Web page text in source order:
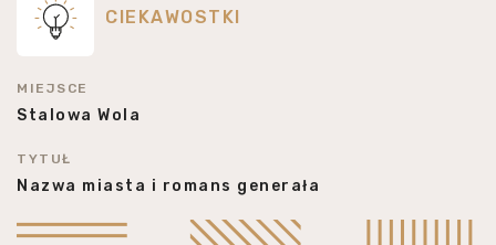
CIEKAWOSTKI
MIEJSCE
Stalowa Wola
TYTUŁ
Nazwa miasta i romans generała